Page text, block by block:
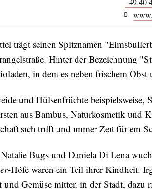
+49 40
trägt seinen Spitznamen
Hinter der Bezeichnung
in dem es neben frischem
und Hülsenfrüchte
aus Bambus, Naturkosmetik und
sich trifft und immer Zeit für ein
Bugs und Daniela Di Lena
-Höfe waren ein Teil ihrer Kindheit.
und Gemüse mitten in der Stadt,